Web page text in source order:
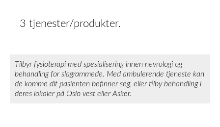
3 tjenester/produkter.
Tilbyr fysioterapi med spesialisering innen nevrologi og
behandling for slagrammede. Med ambulerende tjeneste kan
de komme dit pasienten befinner seg, eller tilby behandling i
deres lokaler på Oslo vest eller Asker.